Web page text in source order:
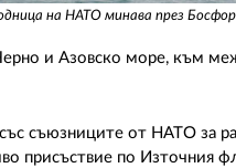
на НАТО минава през
и Азовско море, към
съюзниците от НАТО за
присъствие по Източния